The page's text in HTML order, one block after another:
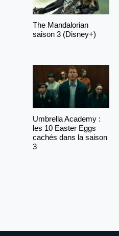
The Mandalorian
saison 3 (Disney+)
Umbrella Academy :
les 10 Easter Eggs
cachés dans la saison
3